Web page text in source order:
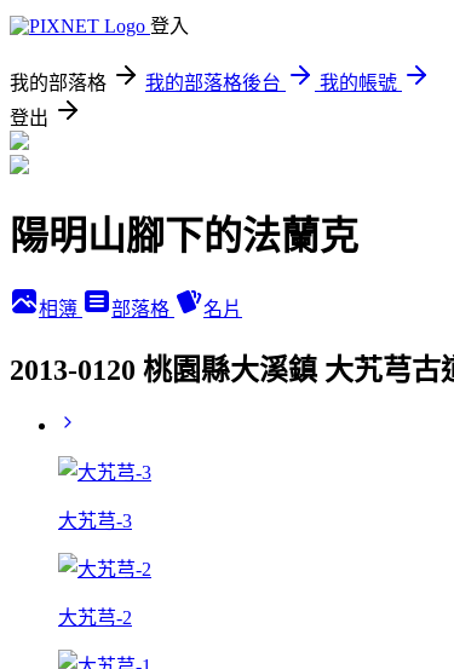
登入
我的部落格 我的部落格後台
我的帳號
登出
陽明山腳下的法蘭克
相簿 部落格 名片
2013-0120 桃園縣大溪鎮 大艽芎
大艽芎-3
大艽芎-2